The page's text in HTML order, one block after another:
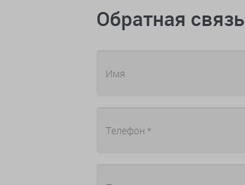
Обратная связь